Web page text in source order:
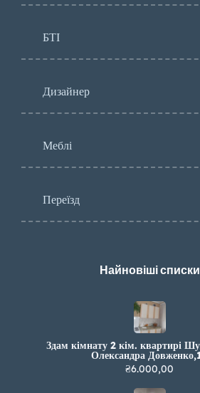
БТІ
Дизайнер
Меблі
Переїзд
Найновіші списки
Здам кімнату 2 кім. квартирі
Олександра
₴6.000,00